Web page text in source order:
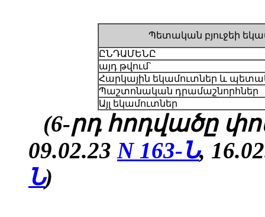
Պետական բյուջեի
ԸՆԴԱՄԵՆԸ
այդ թվում`
Հարկային եկամուտներ և
Պաշտոնական դրամաշնորհներ
Այլ եկամուտներ
(6-րդ հոդվածը
09.02.23 N 163-Ն,
Ն)